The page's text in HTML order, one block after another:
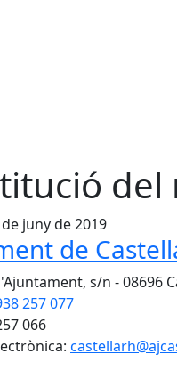
juny de 2019
de
s/n - 08696
257 077
066